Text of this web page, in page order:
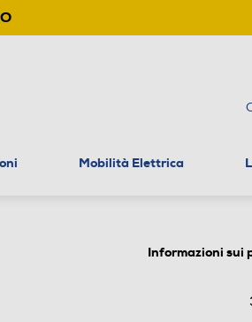
Mobilità Elettrica
Informazioni sui